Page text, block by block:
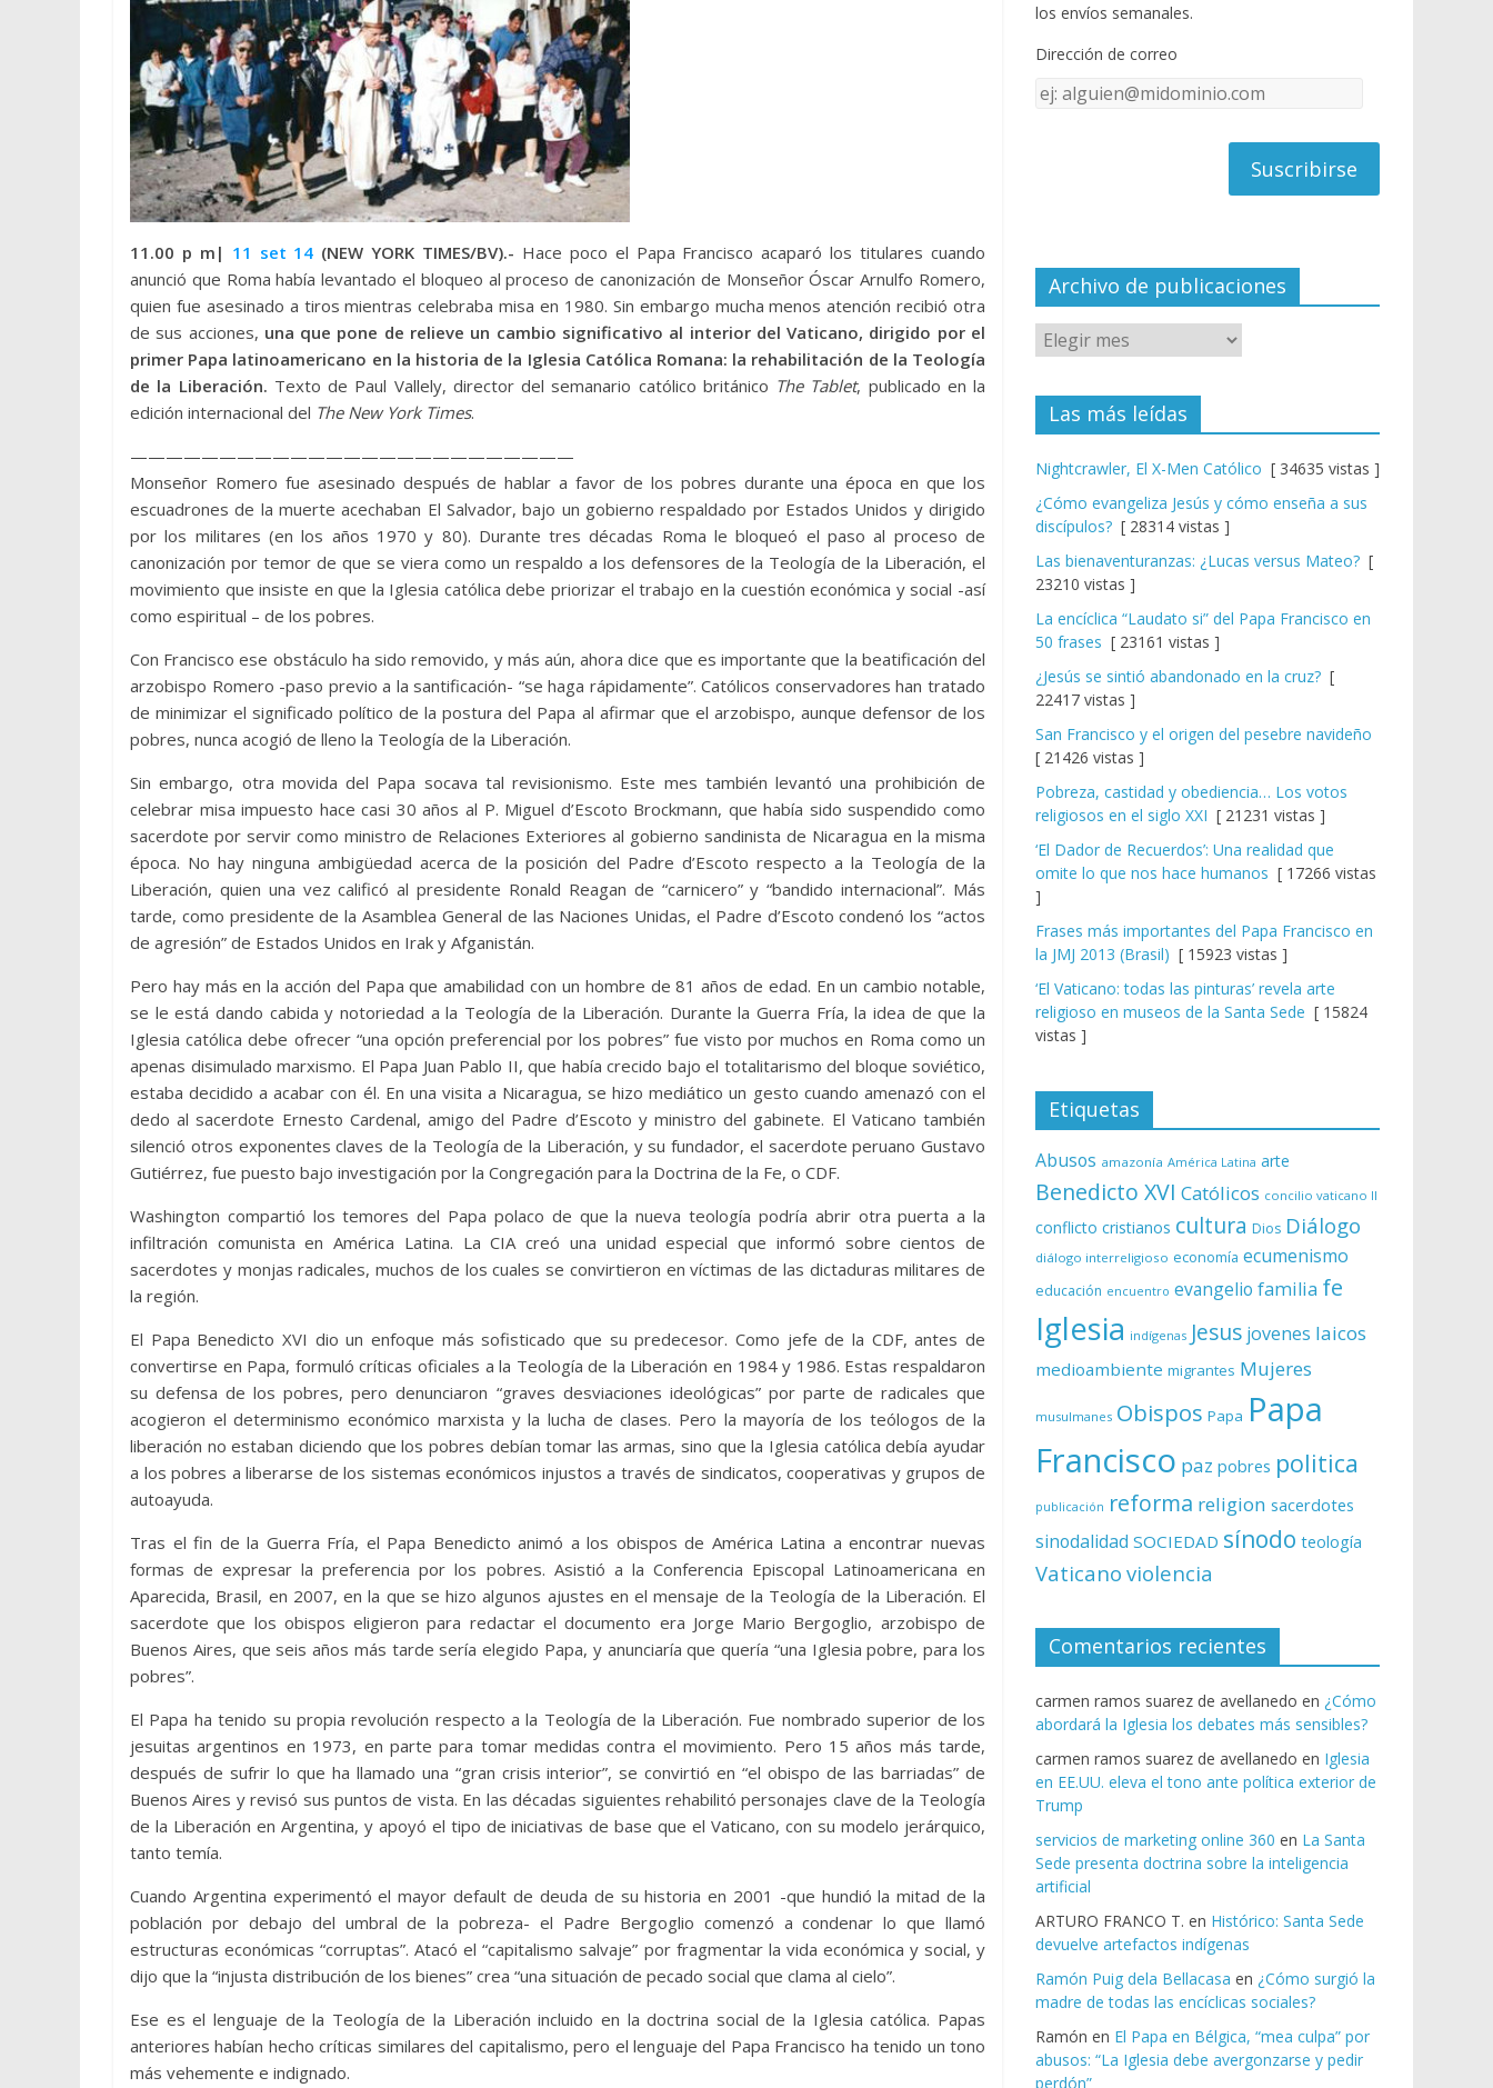
11.00 p m| 11 set 14 (NEW YORK TIMES/BV).- Hace poco el Papa Francisco acaparó los titulares cuando
anunció que Roma había levantado el bloqueo al proceso de canonización de Monseñor Óscar Arnulfo Romero,
quien fue asesinado a tiros mientras celebraba misa en 1980. Sin embargo mucha menos atención recibió otra
de sus acciones, una que pone de relieve un cambio significativo al interior del Vaticano, dirigido por el
primer Papa latinoamericano en la historia de la Iglesia Católica Romana: la rehabilitación de la Teología
de la Liberación. Texto de Paul Vallely, director del semanario católico británico The Tablet, publicado en la
edición internacional del The New York Times.
—————————————————————————
Monseñor Romero fue asesinado después de hablar a favor de los pobres durante una época en que los
escuadrones de la muerte acechaban El Salvador, bajo un gobierno respaldado por Estados Unidos y dirigido
por los militares (en los años 1970 y 80). Durante tres décadas Roma le bloqueó el paso al proceso de
canonización por temor de que se viera como un respaldo a los defensores de la Teología de la Liberación, el
movimiento que insiste en que la Iglesia católica debe priorizar el trabajo en la cuestión económica y social -así
como espiritual – de los pobres.
Con Francisco ese obstáculo ha sido removido, y más aún, ahora dice que es importante que la beatificación del
arzobispo Romero -paso previo a la santificación- “se haga rápidamente”. Católicos conservadores han tratado
de minimizar el significado político de la postura del Papa al afirmar que el arzobispo, aunque defensor de los
pobres, nunca acogió de lleno la Teología de la Liberación.
Sin embargo, otra movida del Papa socava tal revisionismo. Este mes también levantó una prohibición de
celebrar misa impuesto hace casi 30 años al P. Miguel d’Escoto Brockmann, que había sido suspendido como
sacerdote por servir como ministro de Relaciones Exteriores al gobierno sandinista de Nicaragua en la misma
época. No hay ninguna ambigüedad acerca de la posición del Padre d’Escoto respecto a la Teología de la
Liberación, quien una vez calificó al presidente Ronald Reagan de “carnicero” y “bandido internacional”. Más
tarde, como presidente de la Asamblea General de las Naciones Unidas, el Padre d’Escoto condenó los “actos
de agresión” de Estados Unidos en Irak y Afganistán.
Pero hay más en la acción del Papa que amabilidad con un hombre de 81 años de edad. En un cambio notable,
se le está dando cabida y notoriedad a la Teología de la Liberación. Durante la Guerra Fría, la idea de que la
Iglesia católica debe ofrecer “una opción preferencial por los pobres” fue visto por muchos en Roma como un
apenas disimulado marxismo. El Papa Juan Pablo II, que había crecido bajo el totalitarismo del bloque soviético,
estaba decidido a acabar con él. En una visita a Nicaragua, se hizo mediático un gesto cuando amenazó con el
dedo al sacerdote Ernesto Cardenal, amigo del Padre d’Escoto y ministro del gabinete. El Vaticano también
silenció otros exponentes claves de la Teología de la Liberación, y su fundador, el sacerdote peruano Gustavo
Gutiérrez, fue puesto bajo investigación por la Congregación para la Doctrina de la Fe, o CDF.
Washington compartió los temores del Papa polaco de que la nueva teología podría abrir otra puerta a la
infiltración comunista en América Latina. La CIA creó una unidad especial que informó sobre cientos de
sacerdotes y monjas radicales, muchos de los cuales se convirtieron en víctimas de las dictaduras militares de
la región.
El Papa Benedicto XVI dio un enfoque más sofisticado que su predecesor. Como jefe de la CDF, antes de
convertirse en Papa, formuló críticas oficiales a la Teología de la Liberación en 1984 y 1986. Estas respaldaron
su defensa de los pobres, pero denunciaron “graves desviaciones ideológicas” por parte de radicales que
acogieron el determinismo económico marxista y la lucha de clases. Pero la mayoría de los teólogos de la
liberación no estaban diciendo que los pobres debían tomar las armas, sino que la Iglesia católica debía ayudar
a los pobres a liberarse de los sistemas económicos injustos a través de sindicatos, cooperativas y grupos de
autoayuda.
Tras el fin de la Guerra Fría, el Papa Benedicto animó a los obispos de América Latina a encontrar nuevas
formas de expresar la preferencia por los pobres. Asistió a la Conferencia Episcopal Latinoamericana en
Aparecida, Brasil, en 2007, en la que se hizo algunos ajustes en el mensaje de la Teología de la Liberación. El
sacerdote que los obispos eligieron para redactar el documento era Jorge Mario Bergoglio, arzobispo de
Buenos Aires, que seis años más tarde sería elegido Papa, y anunciaría que quería “una Iglesia pobre, para los
pobres”.
El Papa ha tenido su propia revolución respecto a la Teología de la Liberación. Fue nombrado superior de los
jesuitas argentinos en 1973, en parte para tomar medidas contra el movimiento. Pero 15 años más tarde,
después de sufrir lo que ha llamado una “gran crisis interior”, se convirtió en “el obispo de las barriadas” de
Buenos Aires y revisó sus puntos de vista. En las décadas siguientes rehabilitó personajes clave de la Teología
de la Liberación en Argentina, y apoyó el tipo de iniciativas de base que el Vaticano, con su modelo jerárquico,
tanto temía.
Cuando Argentina experimentó el mayor default de deuda de su historia en 2001 -que hundió la mitad de la
población por debajo del umbral de la pobreza- el Padre Bergoglio comenzó a condenar lo que llamó
estructuras económicas “corruptas”. Atacó el “capitalismo salvaje” por fragmentar la vida económica y social, y
dijo que la “injusta distribución de los bienes” crea “una situación de pecado social que clama al cielo”.
Ese es el lenguaje de la Teología de la Liberación incluido en la doctrina social de la Iglesia católica. Papas
anteriores habían hecho críticas similares del capitalismo, pero el lenguaje del Papa Francisco ha tenido un tono
más vehemente e indignado.
o
k e
C
el
los envíos semanales.
Dirección de correo
Dirección
Archivo de publicaciones
Las más leídas
Nightcrawler, El X-Men Católico [ 34635 vistas ]
¿Cómo evangeliza Jesús y cómo enseña a sus
discípulos? [ 28314 vistas ]
Las bienaventuranzas: ¿Lucas versus Mateo? [
23210 vistas ]
La encíclica “Laudato si” del Papa Francisco en
50 frases [ 23161 vistas ]
¿Jesús se sintió abandonado en la cruz? [
22417 vistas ]
San Francisco y el origen del pesebre navideño
[ 21426 vistas ]
Pobreza, castidad y obediencia… Los votos
religiosos en el siglo XXI [ 21231 vistas ]
‘El Dador de Recuerdos’: Una realidad que
omite lo que nos hace humanos [ 17266 vistas
]
Frases más importantes del Papa Francisco en
la JMJ 2013 (Brasil) [ 15923 vistas ]
‘El Vaticano: todas las pinturas’ revela arte
religioso en museos de la Santa Sede [ 15824
vistas ]
Etiquetas
Abusos amazonía América Latina arte
Benedicto XVI Católicos concilio vaticano II
conflicto cristianos cultura Dios Diálogo
diálogo interreligioso economía ecumenismo
educación encuentro evangelio familia fe
Iglesia indígenas Jesus jovenes laicos
medioambiente migrantes Mujeres
musulmanes Obispos Papa Papa
Francisco paz pobres politica
publicación reforma religion sacerdotes
sinodalidad SOCIEDAD sínodo teología
Vaticano violencia
Comentarios recientes
carmen ramos suarez de avellanedo en ¿Cómo
abordará la Iglesia los debates más sensibles?
carmen ramos suarez de avellanedo en Iglesia
en EE.UU. eleva el tono ante política exterior de
Trump
servicios de marketing online 360 en La Santa
Sede presenta doctrina sobre la inteligencia
artificial
ARTURO FRANCO T. en Histórico: Santa Sede
devuelve artefactos indígenas
Ramón Puig dela Bellacasa en ¿Cómo surgió la
madre de todas las encíclicas sociales?
Ramón en El Papa en Bélgica, “mea culpa” por
abusos: “La Iglesia debe avergonzarse y pedir
perdón”